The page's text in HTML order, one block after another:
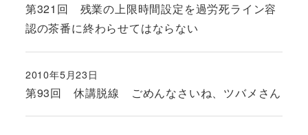
第321回 残業の上限時間設定を過労死ライン容
認の茶番に終わらせてはならない
第93回 休講脱線 ごめんなさいね、ツバメさん
投稿日
2010年5月23日